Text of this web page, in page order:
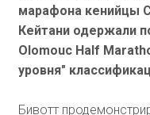
марафона кенийцы
Кейтани одержали
Olomouc Half
уровня"
Бивотт